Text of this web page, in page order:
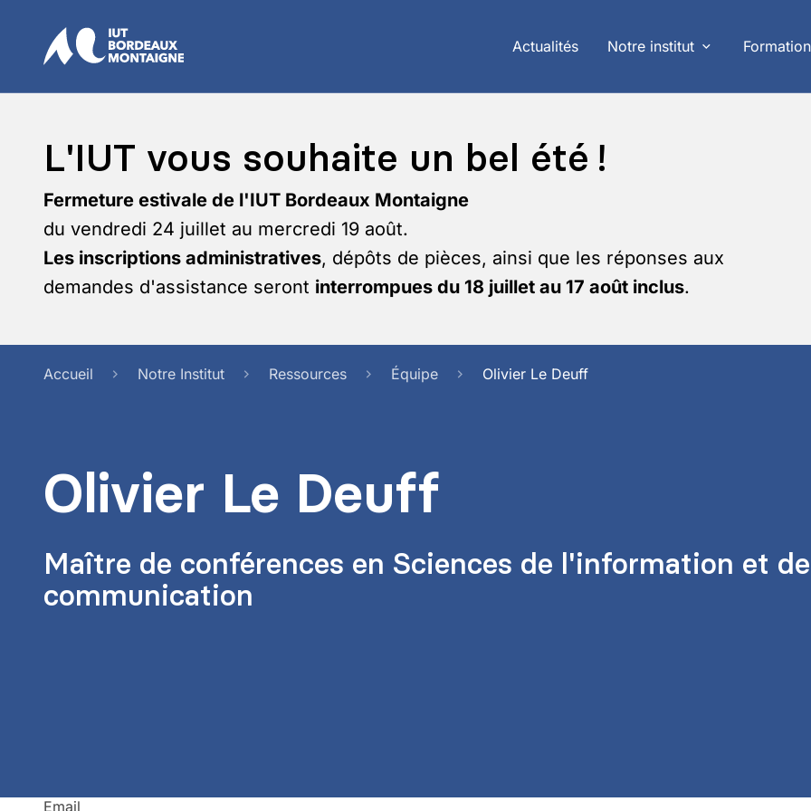
Actualités Notre institut Formation
L'IUT vous souhaite un bel été !
Fermeture estivale de l'IUT Bordeaux Montaigne
du vendredi 24 juillet au mercredi 19 août.
Les inscriptions administratives, dépôts de pièces, ainsi que les réponses aux
demandes d'assistance seront interrompues du 18 juillet au 17 août inclus.
Accueil Notre Institut Ressources Équipe Olivier Le Deuff
Olivier Le Deuff
Maître de conférences en Sciences de l'information et
communication
Email